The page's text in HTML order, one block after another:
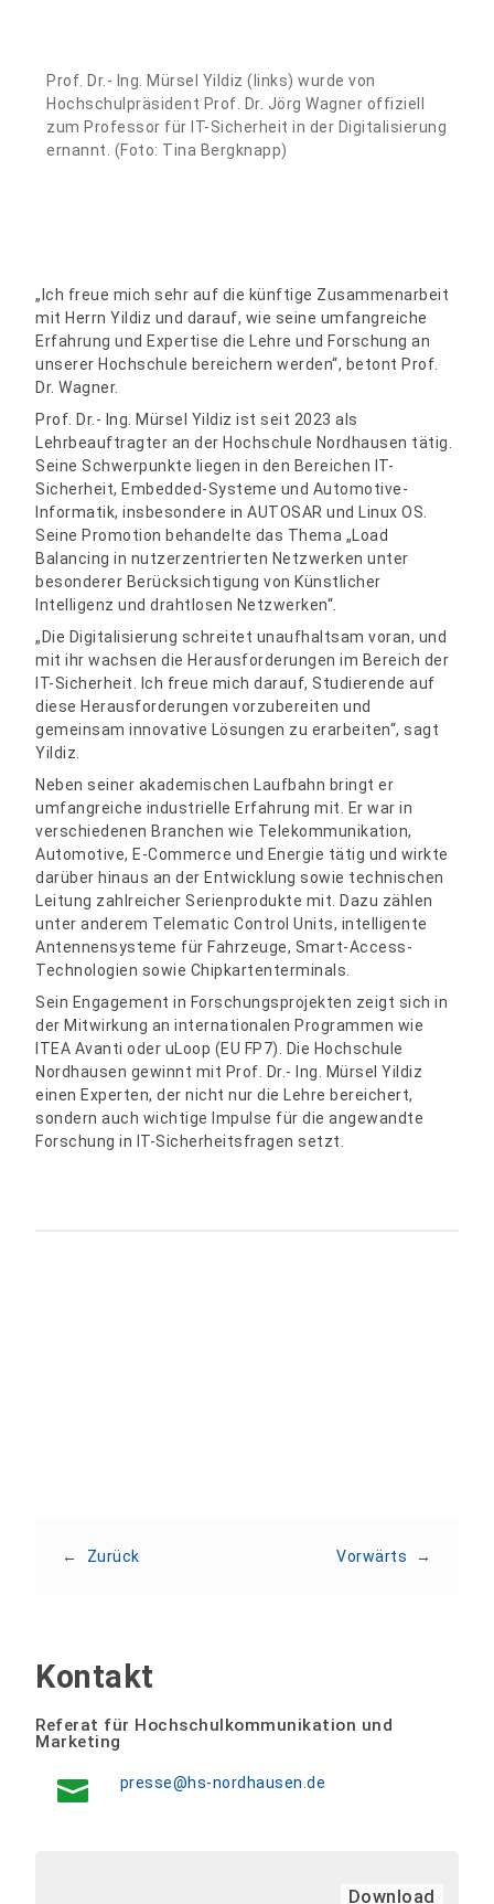
Prof. Dr.- Ing. Mürsel Yildiz (links) wurde von
Hochschulpräsident Prof. Dr. Jörg Wagner offiziell
zum Professor für IT-Sicherheit in der Digitalisierung
ernannt. (Foto: Tina Bergknapp)
„Ich freue mich sehr auf die künftige Zusammenarbeit
mit Herrn Yildiz und darauf, wie seine umfangreiche
Erfahrung und Expertise die Lehre und Forschung an
unserer Hochschule bereichern werden“, betont Prof.
Dr. Wagner.
Prof. Dr.- Ing. Mürsel Yildiz ist seit 2023 als
Lehrbeauftragter an der Hochschule Nordhausen tätig.
Seine Schwerpunkte liegen in den Bereichen IT-
Sicherheit, Embedded-Systeme und Automotive-
Informatik, insbesondere in AUTOSAR und Linux OS.
Seine Promotion behandelte das Thema „Load
Balancing in nutzerzentrierten Netzwerken unter
besonderer Berücksichtigung von Künstlicher
Intelligenz und drahtlosen Netzwerken“.
„Die Digitalisierung schreitet unaufhaltsam voran, und
mit ihr wachsen die Herausforderungen im Bereich der
IT-Sicherheit. Ich freue mich darauf, Studierende auf
diese Herausforderungen vorzubereiten und
gemeinsam innovative Lösungen zu erarbeiten“, sagt
Yildiz.
Neben seiner akademischen Laufbahn bringt er
umfangreiche industrielle Erfahrung mit. Er war in
verschiedenen Branchen wie Telekommunikation,
Automotive, E-Commerce und Energie tätig und wirkte
darüber hinaus an der Entwicklung sowie technischen
Leitung zahlreicher Serienprodukte mit. Dazu zählen
unter anderem Telematic Control Units, intelligente
Antennensysteme für Fahrzeuge, Smart-Access-
Technologien sowie Chipkartenterminals.
Sein Engagement in Forschungsprojekten zeigt sich in
der Mitwirkung an internationalen Programmen wie
ITEA Avanti oder uLoop (EU FP7). Die Hochschule
Nordhausen gewinnt mit Prof. Dr.- Ing. Mürsel Yildiz
einen Experten, der nicht nur die Lehre bereichert,
sondern auch wichtige Impulse für die angewandte
Forschung in IT-Sicherheitsfragen setzt.
← Zurück Vorwärts →
Kontakt
Referat für Hochschulkommunikation und
Marketing
presse@hs-nordhausen.de
Download